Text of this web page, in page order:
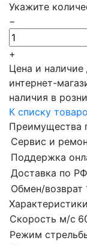
Укажите
−
+
Цена и
интернет-
наличия в
К списку
Преимущества
Сервис и
Поддержка
Доставка по
Обмен/возврат
Характеристики
Скорость м/с
Режим